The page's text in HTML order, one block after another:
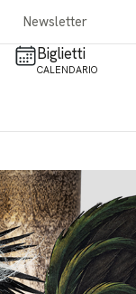
Newsletter
Biglietti
CALENDARIO